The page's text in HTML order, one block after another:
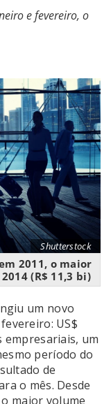
e fevereiro, o
Shutterstock
2011, o maior
(R$ 11,3 bi)
um novo
US$
empresariais, um
período do
de
o mês. Desde
maior volume